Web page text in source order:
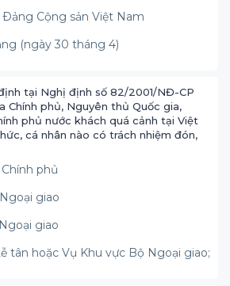
Cộng sản Việt Nam
(ngày 30 tháng 4)
tại Nghị định số 82/2001/NĐ-CP
Chính phủ, Nguyên thủ Quốc gia,
phủ nước khách quá cảnh tại Việt
cá nhân nào có trách nhiệm đón,
phủ
giao
giao
tân hoặc Vụ Khu vực Bộ Ngoại giao;